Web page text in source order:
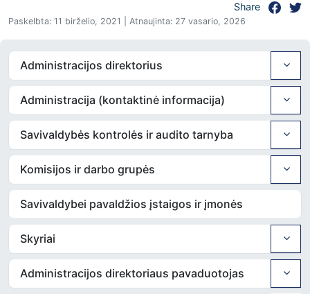
Share
Paskelbta: 11 birželio, 2021 | Atnaujinta: 27 vasario, 2026
Administracijos direktorius
Administracija (kontaktinė informacija)
Savivaldybės kontrolės ir audito tarnyba
Komisijos ir darbo grupės
Savivaldybei pavaldžios įstaigos ir įmonės
Skyriai
Administracijos direktoriaus pavaduotojas